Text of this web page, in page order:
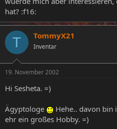
hat? :f16:
T TommyX21
Inventar
19. November 2002
Hi Sesheta. =)
Ägyptologe
Hehe.. davon bin
ehr ein großes Hobby. =)